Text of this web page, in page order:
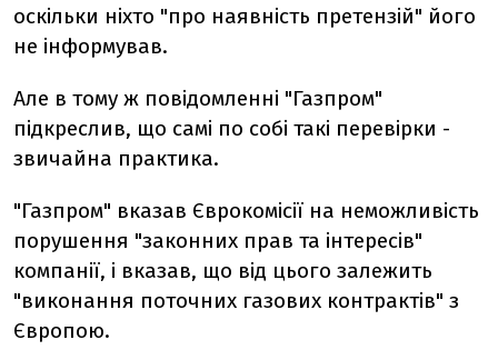
оскільки ніхто "про наявність претензій" його
не інформував.
Але в тому ж повідомленні "Газпром"
підкреслив, що самі по собі такі перевірки -
звичайна практика.
"Газпром" вказав Єврокомісії на неможливість
порушення "законних прав та інтересів"
компанії, і вказав, що від цього залежить
"виконання поточних газових контрактів" з
Європою.